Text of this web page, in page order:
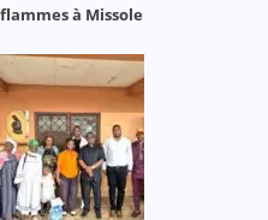
flammes à Missole